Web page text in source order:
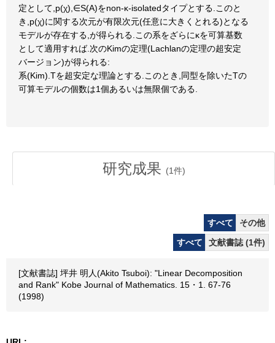
定として,p(χ),∈S(A)をnon-κ-isolatedタイプとする.このと
き,p(χ)に関する次元が有限次元(任意に大きくとれる)となる
モデルが存在する,が得られる.この系をざらにκを可算基数
として適用すれば.次のKimの定理(Lachlanの定理の超安定
バージョン)が得られる:
系(Kim).Tを超安定な理論とする.このとき,同型を除いたTの
可算モデルの個数は1個あるいは無限個である.
研究成果 (1件)
すべて
その他
すべて
文献書誌 (1件)
[文献書誌] 坪井 明人(Akito Tsuboi): "Linear Decomposition
and Rank" Kobe Journal of Mathematics. 15・1. 67-76
(1998)